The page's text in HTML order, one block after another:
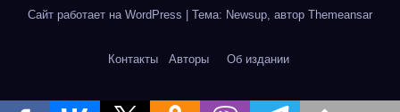
Сайт работает на WordPress Тема: Newsup, автор Themeansar
Контакты Авторы Об издании